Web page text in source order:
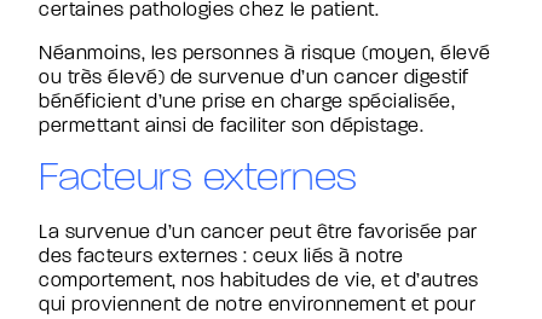
certaines pathologies chez le patient.
Néanmoins, les personnes à risque (moyen, élevé
ou très élevé) de survenue d’un cancer digestif
bénéficient d’une prise en charge spécialisée,
permettant ainsi de faciliter son dépistage.
Facteurs externes
La survenue d’un cancer peut être favorisée par
des facteurs externes : ceux liés à notre
comportement, nos habitudes de vie, et d’autres
qui proviennent de notre environnement et pour